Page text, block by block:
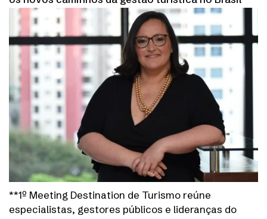
**1º Meeting Destination de Turismo reúne
especialistas, gestores públicos e lideranças do